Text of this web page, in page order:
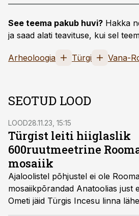
See teema pakub huvi? Hakka
ja saad alati teavituse, kui sel
Arheoloogia Türgi Vana-
SEOTUD LOOD
LOOD28.11.23, 15:15
Türgist leiti hiiglaslik
600ruutmeetrine
mosaiik
Ajaloolistel põhjustel ei ole
mosaiikpõrandad Anatoolias just
Ometi jäid Türgis Incesu linna
villat välja kaevavatel